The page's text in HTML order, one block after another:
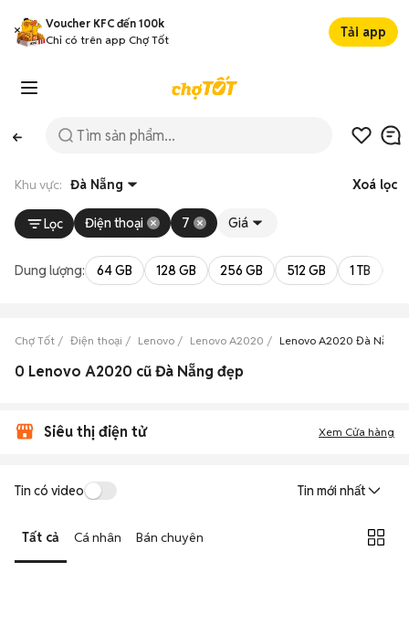
Voucher KFC đến 100k
Chỉ có trên app Chợ Tốt
Tải app
Khu vực: Đà Nẵng Xoá lọc
Lọc Điện thoại 7 Giá
Dung lượng: 64 GB 128 GB 256 GB 512 GB 1 TB
Chợ Tốt Điện thoại Lenovo Lenovo A2020 Lenovo A2020 Đà Nẵng
0 Lenovo A2020 cũ Đà Nẵng đẹp
Siêu thị điện tử Xem Cửa hàng
Tin có video Tin mới nhất
Tất cả Cá nhân Bán chuyên